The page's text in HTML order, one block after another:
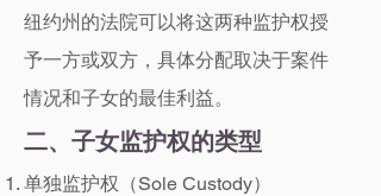
纽约州的法院可以将这两种监护权授
予一方或双方，具体分配取决于案件
情况和子女的最佳利益。
二、子女监护权的类型
单独监护权（Sole Custody）